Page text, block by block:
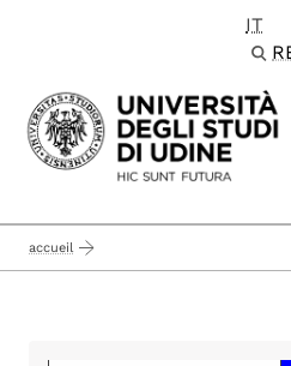
Passa al contenuto
IT
accueil